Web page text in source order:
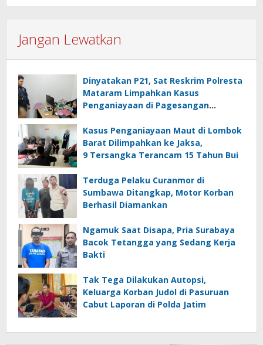
Jangan Lewatkan
Dinyatakan P21, Sat Reskrim Polresta
Mataram Limpahkan Kasus
Penganiayaan di Pagesangan
Kasus Penganiayaan Maut di Lombok
Barat Dilimpahkan ke Jaksa,
9 Tersangka Terancam 15 Tahun Bui
Terduga Pelaku Curanmor di
Sumbawa Ditangkap, Motor Korban
Berhasil Diamankan
Ngamuk Saat Disapa, Pria Surabaya
Bacok Tetangga yang Sedang Kerja
Bakti
Tak Tega Dilakukan Autopsi,
Keluarga Korban Judol di Pasuruan
Cabut Laporan di Polda Jatim